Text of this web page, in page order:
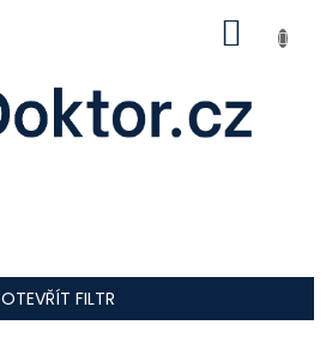
OTEVŘÍT FILTR